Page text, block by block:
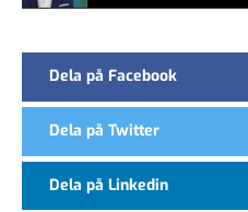
Dela på Facebook
Dela på Twitter
Dela på Linkedin